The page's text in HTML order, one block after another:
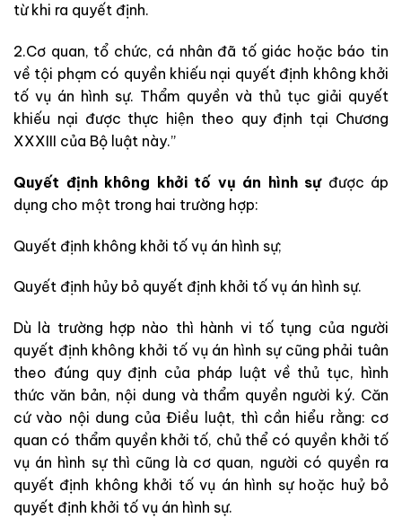
từ khi ra quyết định.
2.Cơ quan, tổ chức, cá nhân đã tố giác hoặc báo tin
về tội phạm có quyền khiếu nại quyết định không khởi
tố vụ án hình sự. Thẩm quyền và thủ tục giải quyết
khiếu nại được thực hiện theo quy định tại Chương
XXXIII của Bộ luật này.”
Quyết định không khởi tố vụ án hình sựđược áp
dụng cho một trong hai trường hợp:
Quyết định không khởi tố vụ án hình sự;
Quyết định hủy bỏ quyết định khởi tố vụ án hình sự.
Dù là trường hợp nào thì hành vi tố tụng của người
quyết định không khởi tố vụ án hình sự cũng phải tuân
theo đúng quy định của pháp luật về thủ tục, hình
thức văn bản, nội dung và thẩm quyền người ký. Căn
cứ vào nội dung của Điều luật, thì cần hiểu rằng: cơ
quan có thẩm quyền khởi tố, chủ thể có quyền khởi tố
vụ án hình sự thì cũng là cơ quan, người có quyền ra
quyết định không khởi tố vụ án hình sự hoặc huỷ bỏ
quyết định khởi tố vụ án hình sự.